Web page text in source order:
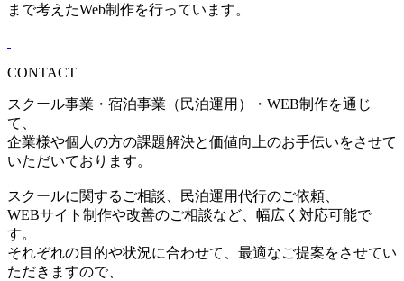
まで考えたWeb制作を行っています。
CONTACT
スクール事業・宿泊事業（民泊運用）・WEB制作を通じ
て、
企業様や個人の方の課題解決と価値向上のお手伝いをさせて
いただいております。
スクールに関するご相談、民泊運用代行のご依頼、
WEBサイト制作や改善のご相談など、幅広く対応可能で
す。
それぞれの目的や状況に合わせて、最適なご提案をさせてい
ただきますので、